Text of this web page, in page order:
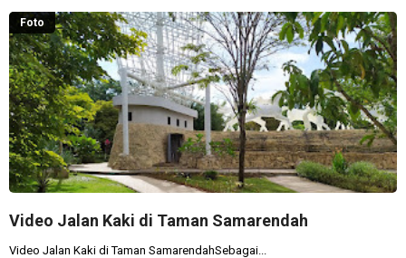
Video Jalan Kaki di Taman Samarendah
Foto
Video Jalan Kaki di Taman SamarendahSebagai...